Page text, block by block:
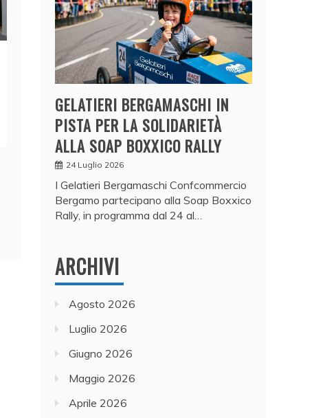
GELATIERI BERGAMASCHI IN
PISTA PER LA SOLIDARIETÀ
ALLA SOAP BOXXICO RALLY
24 Luglio 2026
I Gelatieri Bergamaschi Confcommercio
Bergamo partecipano alla Soap Boxxico
Rally, in programma dal 24 al…
ARCHIVI
Agosto 2026
Luglio 2026
Giugno 2026
Maggio 2026
Aprile 2026